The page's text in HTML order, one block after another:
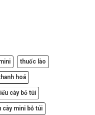
thuốc lào
hoá
cày bỏ túi
cày mini bỏ túi